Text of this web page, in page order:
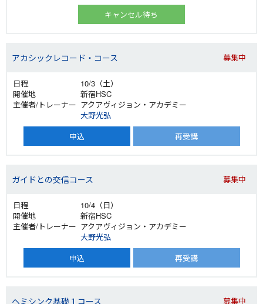
キャンセル待ち
アカシックレコード・コース 募集中
10/3（土）
新宿HSC
アクアヴィジョン・アカデミー
大野光弘
申込
再受講
ガイドとの交信コース 募集中
10/4（日）
新宿HSC
アクアヴィジョン・アカデミー
大野光弘
申込
再受講
ヘミシンク基礎１コース 募集中